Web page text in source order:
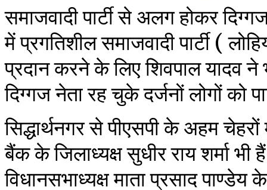
समाजवादी पार्टी से अलग होकर दिग्गज
में प्रगतिशील समाजवादी पार्टी (
प्रदान करने के लिए शिवपाल यादव
दिग्गज नेता रह चुके दर्जनों लोगों को
सिद्धार्थनगर से पीएसपी के अहम
बैंक के जिलाध्यक्ष सुधीर राय शर्मा
विधानसभाध्यक्ष माता प्रसाद पाण्डेय